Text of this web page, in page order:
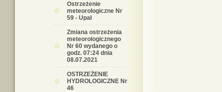
Ostrzeżenie
meteorologiczne Nr
59 - Upał
Zmiana ostrzeżenia
meteorologicznego
Nr 60 wydanego o
godz. 07:24 dnia
08.07.2021
OSTRZEŻENIE
HYDROLOGICZNE Nr
46